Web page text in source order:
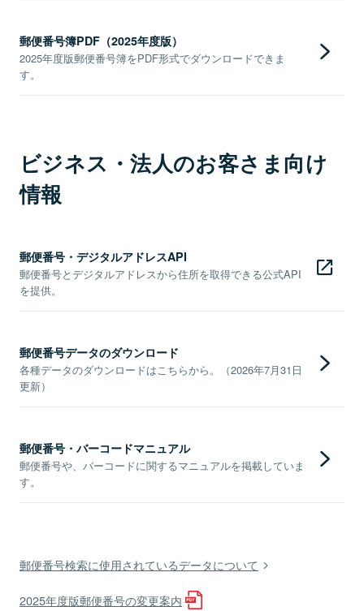
郵便番号簿PDF（2025年度版）
2025年度版郵便番号簿をPDF形式でダウンロードできま
す。
ビジネス・法人のお客さま向け
情報
郵便番号・デジタルアドレスAPI
郵便番号とデジタルアドレスから住所を取得できる公式API
を提供。
郵便番号データのダウンロード
各種データのダウンロードはこちらから。（2026年7月31日
更新）
郵便番号・バーコードマニュアル
郵便番号や、バーコードに関するマニュアルを掲載していま
す。
郵便番号検索に使用されているデータについて
2025年度版郵便番号の変更案内